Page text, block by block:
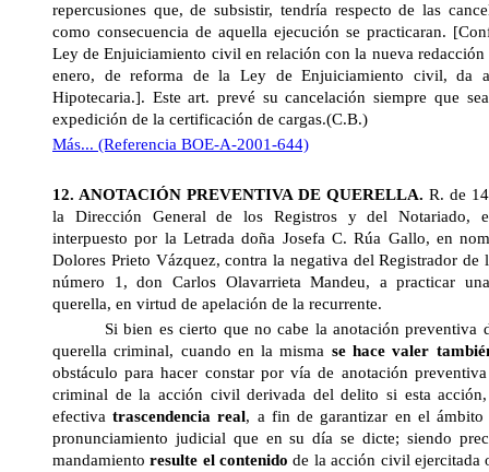
repercusiones que, de subsistir, tendría respecto de las
como consecuencia de aquella ejecución se practicaran.
Ley de Enjuiciamiento civil en relación con la nueva
enero, de reforma de la Ley de Enjuiciamiento civil,
Hipotecaria.]. Este art. prevé su cancelación siempre que
expedición de la certificación de cargas.(C.B.)
Más... (Referencia BOE-A-2001-644)
12. ANOTACIÓN PREVENTIVA DE QUERELLA. R. de
la Dirección Generalde los Registros y del Notariado,
interpuesto por la Letrada doña Josefa C. Rúa Gallo, en
Dolores Prieto Vázquez, contra la negativa del Registrador de
número 1, don Carlos Olavarrieta Mandeu, a practicar
querella, en virtud de apelación de la recurrente.
Si bien es cierto que no cabe la anotación preventiva
querella criminal, cuando en la misma se hace valer
obstáculo para hacer constar por vía de anotación
criminal de la acción civil derivada del delito si esta
efectivatrascendencia real, a fin de garantizar en el
pronunciamiento judicial que en su día se dicte; siendo
mandamientoresulte el contenido de la acción civil ejercitada